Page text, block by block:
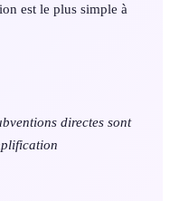
est le plus simple à
directes sont